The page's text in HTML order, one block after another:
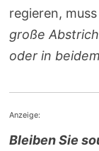
regieren, muss
große
oder in
Anzeige:
Bleiben Sie